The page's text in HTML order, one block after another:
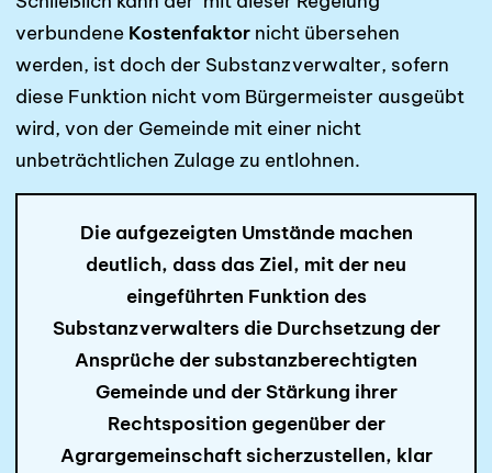
verbundene Kostenfaktor nicht übersehen
werden, ist doch der Substanzverwalter, sofern
diese Funktion nicht vom Bürgermeister ausgeübt
wird, von der Gemeinde mit einer nicht
unbeträchtlichen Zulage zu entlohnen.
Die aufgezeigten Umstände machen
deutlich, dass das Ziel, mit der neu
eingeführten Funk­tion des
Substanzverwalters die Durchsetzung der
Ansprüche der substanz­berechtigten
Gemeinde und der Stär­kung ihrer
Rechtsposition gegenüber der
Agrargemeinschaft sicher­zustellen, klar